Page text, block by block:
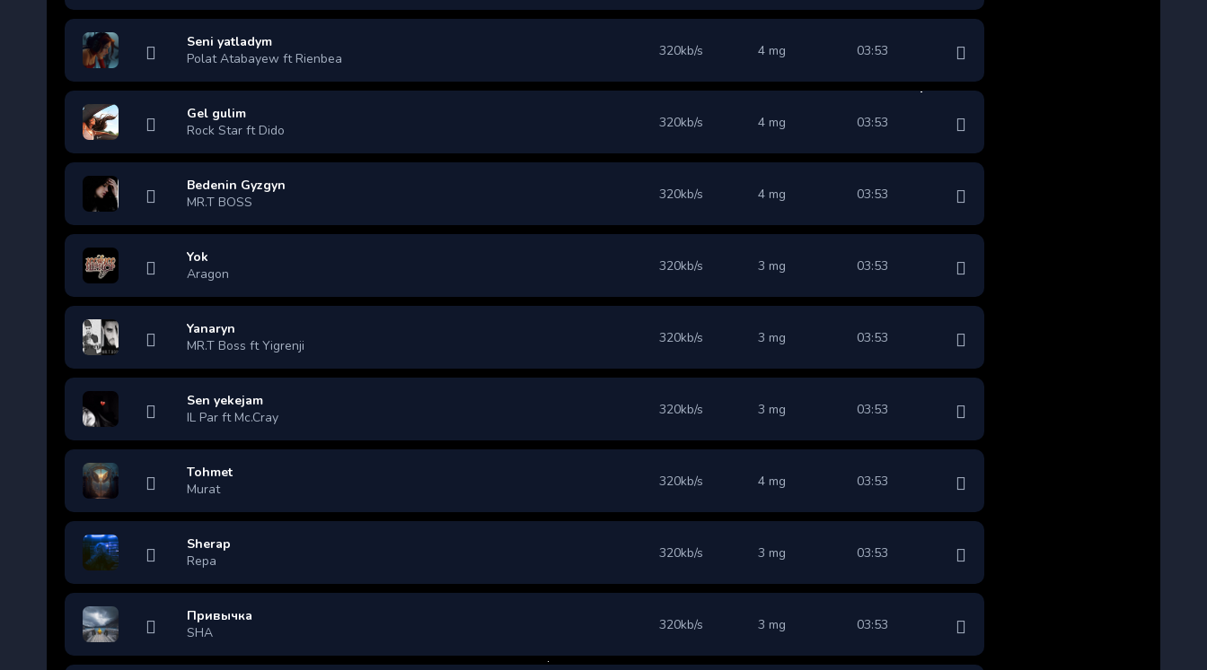
Seni yatladym
Polat Atabayew ft Rienbea
320kb/s 4 mg 03:53
Gel gulim
Rock Star ft Dido
320kb/s 4 mg 03:53
Bedenin Gyzgyn
MR.T BOSS
320kb/s 4 mg 03:53
Yok
Aragon
320kb/s 3 mg 03:53
Yanaryn
MR.T Boss ft Yigrenji
320kb/s 3 mg 03:53
Sen yekejam
IL Par ft Mc.Cray
320kb/s 3 mg 03:53
Tohmet
Murat
320kb/s 4 mg 03:53
Sherap
Repa
320kb/s 3 mg 03:53
Привычка
SHA
320kb/s 3 mg 03:53